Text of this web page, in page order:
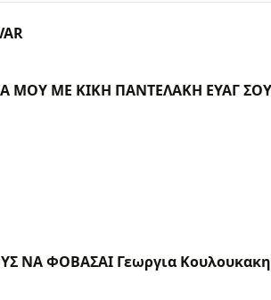
ΝΑ ΦΟΒΑΣΑΙ Γεωργια Κουλουκακη